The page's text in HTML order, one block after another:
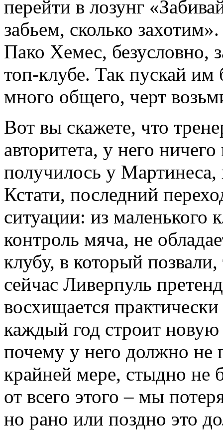
перейти в лозунг
забьем, сколько
Пако Хемес, безусловно,
топ-клубе. Так пускай им
много общего, черт
Вот вы скажете, что
авторитета, у него
получилось у
Кстати, последний
ситуации: из маленького
контроль мяча, не
клубу, в который
сейчас Ливерпуль
восхищается
каждый год строит
почему у него должно не
крайней мере, стыдно не
от всего этого – мы
но рано или поздно это